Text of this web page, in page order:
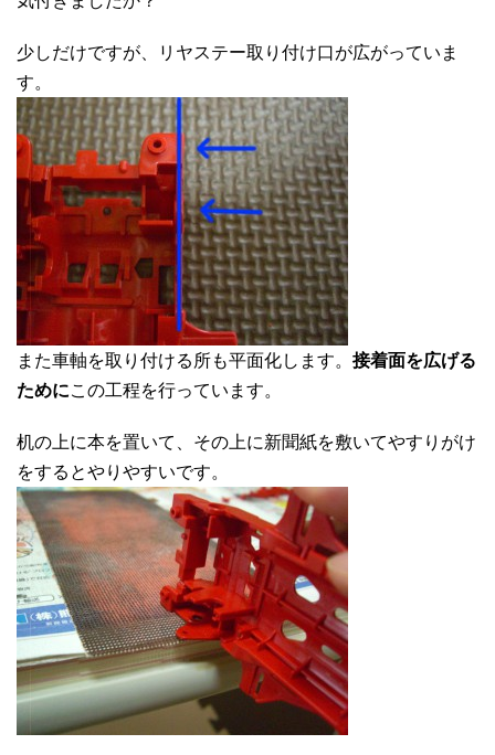
少しだけですが、リヤステー取り付け口が広がっていま
す。
また車軸を取り付ける所も平面化します。 接着面を広げる
ためにこの工程を行っています。
机の上に本を置いて、その上に新聞紙を敷いてやすりがけ
をするとやりやすいです。